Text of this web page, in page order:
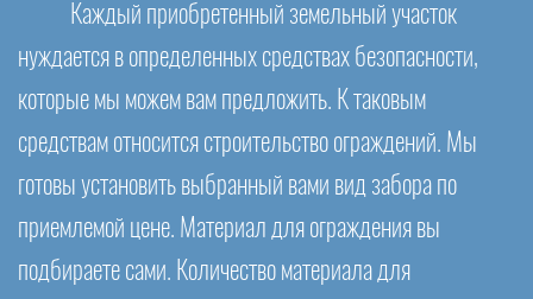
Каждый приобретенный земельный участок
нуждается в определенных средствах безопасности,
которые мы можем вам предложить. К таковым
средствам относится строительство ограждений. Мы
готовы установить выбранный вами вид забора по
приемлемой цене. Материал для ограждения вы
подбираете сами. Количество материала для